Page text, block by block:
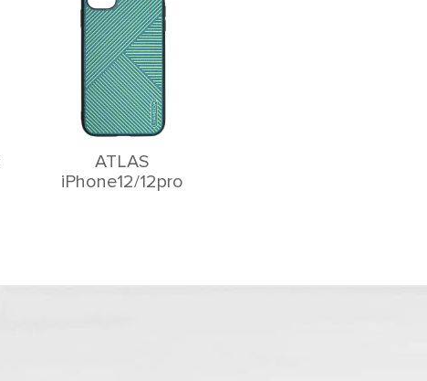
ATLAS
iPhone12/12pro